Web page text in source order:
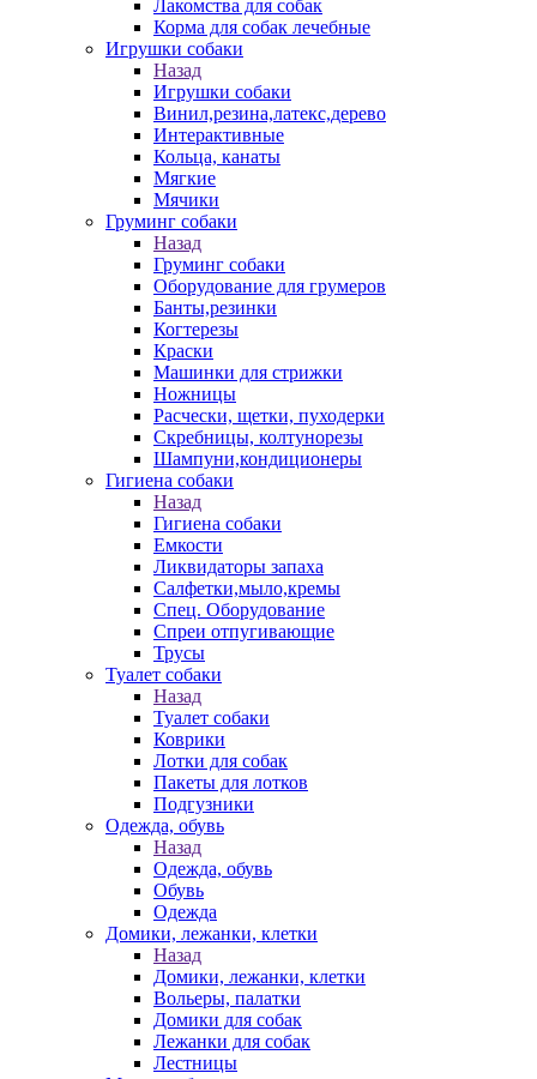
Лакомства для собак
Корма для собак лечебные
Игрушки собаки
Назад
Игрушки собаки
Винил,резина,латекс,дерево
Интерактивные
Кольца, канаты
Мягкие
Мячики
Груминг собаки
Назад
Груминг собаки
Оборудование для грумеров
Банты,резинки
Когтерезы
Краски
Машинки для стрижки
Ножницы
Расчески, щетки, пуходерки
Скребницы, колтунорезы
Шампуни,кондиционеры
Гигиена собаки
Назад
Гигиена собаки
Емкости
Ликвидаторы запаха
Салфетки,мыло,кремы
Спец. Оборудование
Спреи отпугивающие
Трусы
Туалет собаки
Назад
Туалет собаки
Коврики
Лотки для собак
Пакеты для лотков
Подгузники
Одежда, обувь
Назад
Одежда, обувь
Обувь
Одежда
Домики, лежанки, клетки
Назад
Домики, лежанки, клетки
Вольеры, палатки
Домики для собак
Лежанки для собак
Лестницы